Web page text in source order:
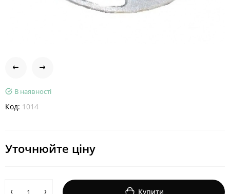
В наявності
Код: 1014
Уточнюйте ціну
Купити